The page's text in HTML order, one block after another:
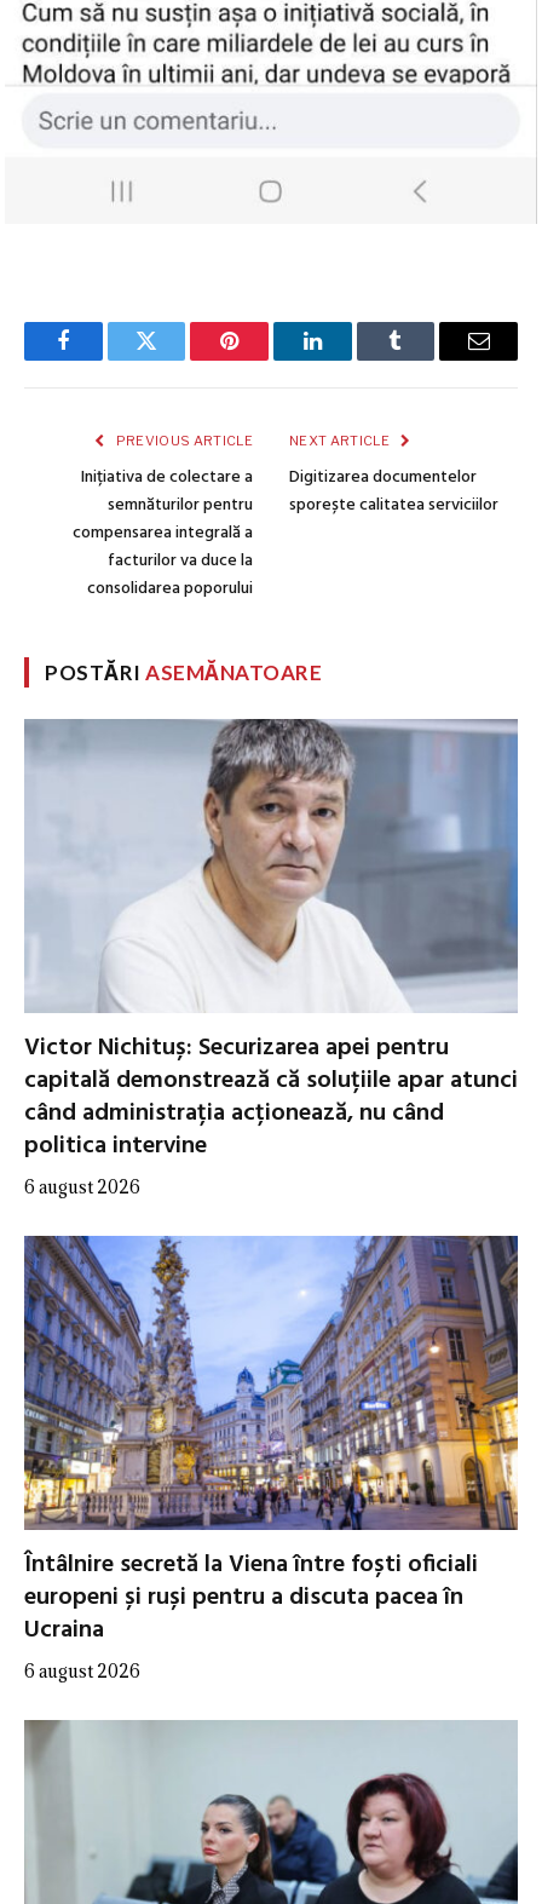
FacebookTwitter Pinterest LinkedInTumblr Email
PREVIOUS ARTICLE
Inițiativa de colectare a
semnăturilor pentru
compensarea integrală a
facturilor va duce la
consolidarea poporului
NEXT ARTICLE
Digitizarea documentelor
sporește calitatea serviciilor
POSTĂRIASEMĂNATOARE
Victor Nichituș: Securizarea apei pentru
capitală demonstrează că soluțiile apar atunci
când administrația acționează, nu când
politica intervine
6 august 2026
Întâlnire secretă la Viena între foști oficiali
europeni și ruși pentru a discuta pacea în
Ucraina
6 august 2026